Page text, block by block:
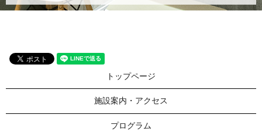
トップページ
施設案内・アクセス
プログラム